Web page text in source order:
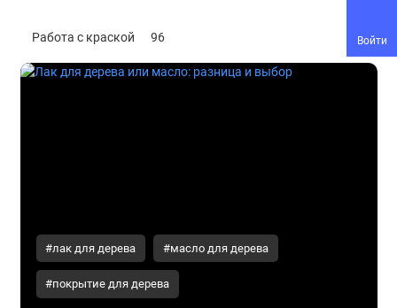
Войти
Работа с краской 96
#лак для дерева #масло для дерева
#покрытие для дерева